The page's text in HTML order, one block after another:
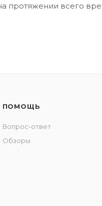
протяжении всего
ПОМОЩЬ
Вопрос-ответ
Обзоры